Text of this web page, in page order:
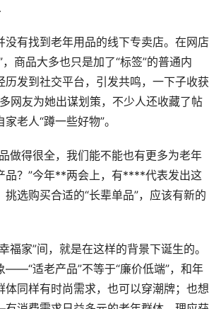
有找到老年用品的线下专卖店。在网店
商品大多也只是加了“标签”的普通内
历发到社交平台，引发共鸣，一下子收获
网友为她出谋划策，不少人还收藏了帖
老人“蹲一些好物”。
得很全，我们能不能也有更多为老年
品？”今年**两会上，有****代表发出这
选购买合适的“长辈单品”，应该有新的
家”间，就是在这样的背景下诞生的。
——“适老产品”不等于“廉价低端”，和年
体同样有时尚需求，也可以穿潮牌；也想